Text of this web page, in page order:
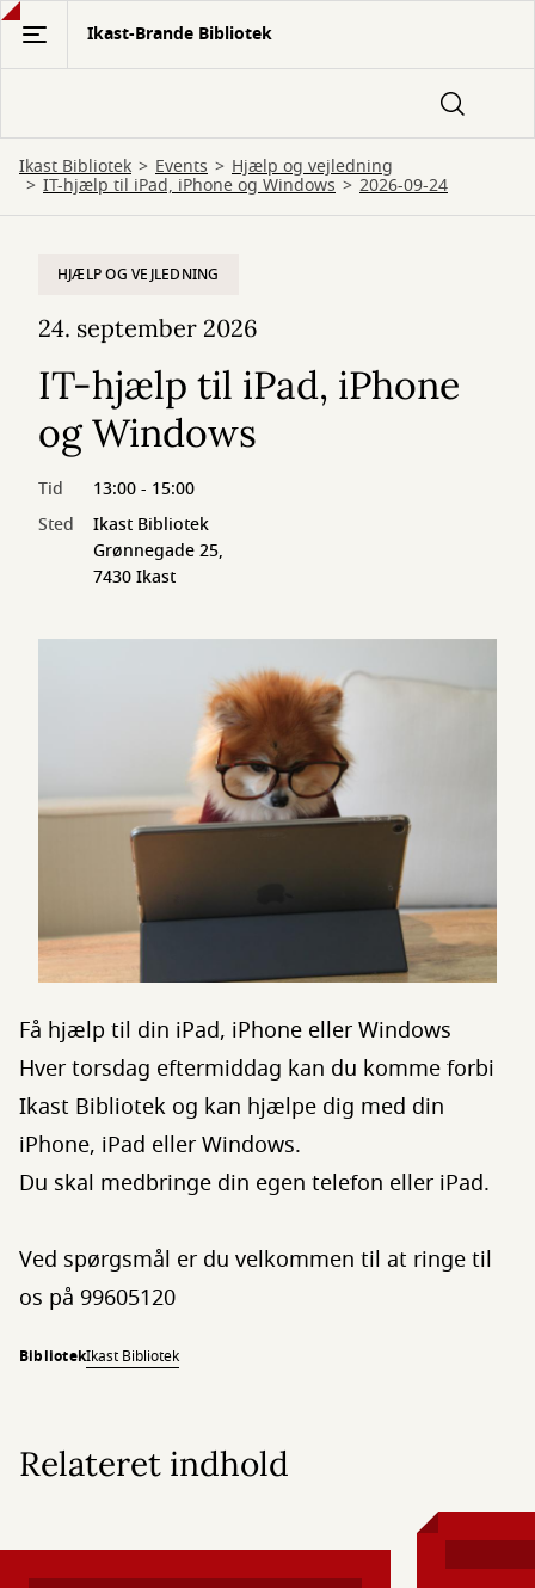
Gå
hovedindhold
Ikast-Brande Bibliotek
Ikast Bibliotek Events Hjælp og vejledning
IT-hjælp til iPad, iPhone og Windows 2026-09-24
HJÆLP OG VEJLEDNING
24. september 2026
IT-hjælp til iPad, iPhone
og Windows
Tid
13:00 - 15:00
Sted
Ikast Bibliotek
Grønnegade 25,
7430 Ikast
Få hjælp til din iPad, iPhone eller Windows
Hver torsdag eftermiddag kan du komme forbi
Ikast Bibliotek og kan hjælpe dig med din
iPhone, iPad eller Windows.
Du skal medbringe din egen telefon eller iPad.
Ved spørgsmål er du velkommen til at ringe til
os på 99605120
BibliotekIkast Bibliotek
Relateret indhold